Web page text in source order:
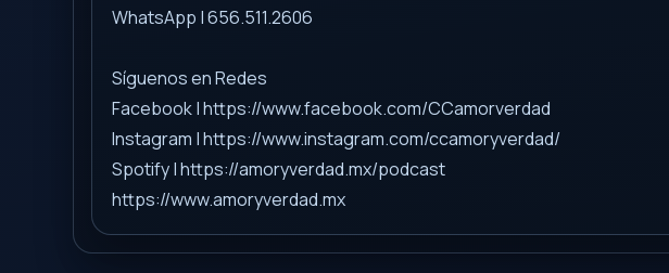
WhatsApp | 656.511.2606
Síguenos en Redes
Facebook | https://www.facebook.com/CCamorverdad
Instagram | https://www.instagram.com/ccamoryverdad/
Spotify | https://amoryverdad.mx/podcast
https://www.amoryverdad.mx